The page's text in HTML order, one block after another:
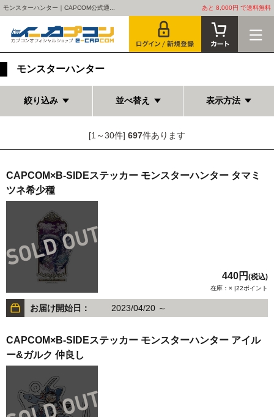
モンスターハンター｜CAPCOM公式通... あと 8,000円 で送料無料
モンスターハンター
絞り込み 並べ替え 表示方法
[1～30件] 697件あります
CAPCOM×B-SIDEステッカー モンスターハンター タマミ
ツネ希少種
440円 (税込)
在庫：× |22ポイント
お届け開始日： 2023/04/20 ～
CAPCOM×B-SIDEステッカー モンスターハンター アイル
ー&ガルク 仲良し